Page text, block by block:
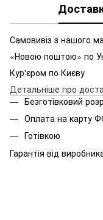
Самовивіз з нашого
«Новою поштою» по
Кур'єром по Києву
Детальніше про
Безготівковий
Оплата на карту
Готівкою
Гарантія від